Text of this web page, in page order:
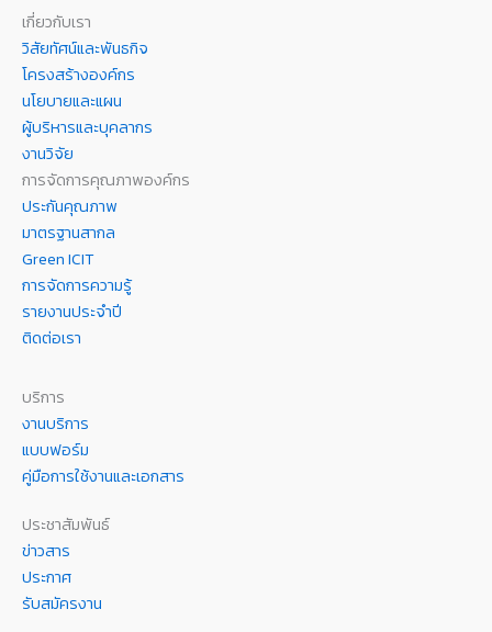
เกี่ยวกับเรา
วิสัยทัศน์และพันธกิจ
โครงสร้างองค์กร
นโยบายและแผน
ผู้บริหารและบุคลากร
งานวิจัย
การจัดการคุณภาพองค์กร
ประกันคุณภาพ
มาตรฐานสากล
Green ICIT
การจัดการความรู้
รายงานประจำปี
ติดต่อเรา
บริการ
งานบริการ
แบบฟอร์ม
คู่มือการใช้งานและเอกสาร
ประชาสัมพันธ์
ข่าวสาร
ประกาศ
รับสมัครงาน